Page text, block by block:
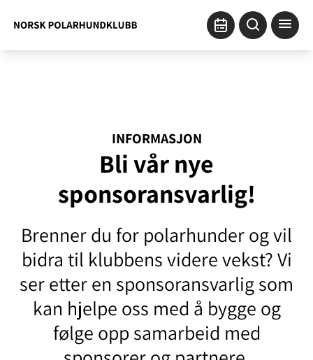
INFORMASJON
Bli vår nye
sponsoransvarlig!
Brenner du for polarhunder og vil
bidra til klubbens videre vekst? Vi
ser etter en sponsoransvarlig som
kan hjelpe oss med å bygge og
følge opp samarbeid med